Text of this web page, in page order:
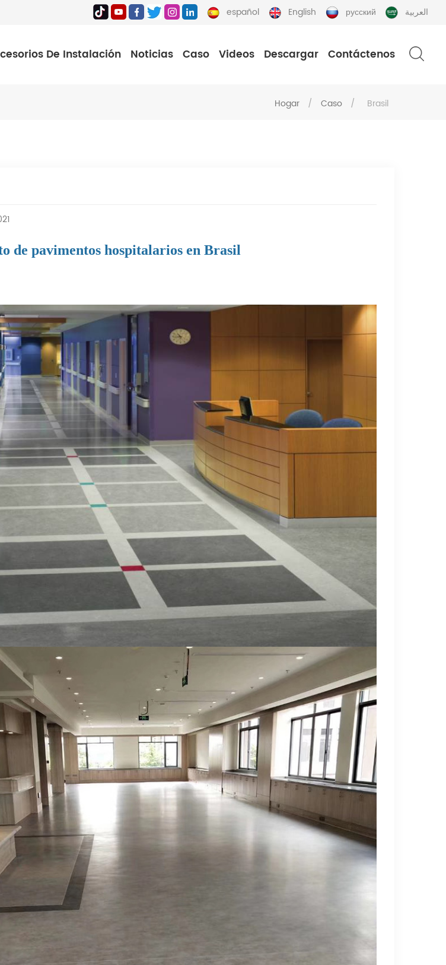
español English русский العربية
De Instalación Noticias Caso Videos Descargar Contáctenos
Hogar / Caso / Brasil
de pavimentos hospitalarios en Brasil